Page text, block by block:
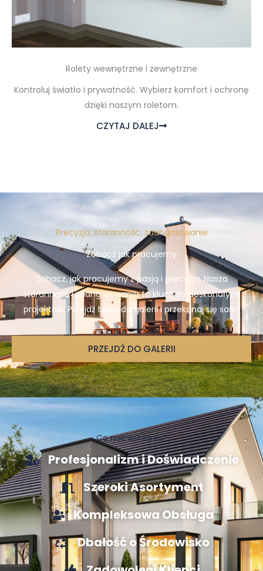
Rolety wewnętrzne i zewnętrzne
Kontroluj światło i prywatność. Wybierz komfort i ochronę
dzięki naszym roletom.
CZYTAJ DALEJ
Precyzja, staranność, zaangażowanie
Zobacz jak pracujemy
Zobacz, jak pracujemy z pasją i precyzją. Nasza
staranność i zaangażowanie to klucz do doskonałych
projektów. Przejdź teraz do galerii i przekonaj się sam!
PRZEJDŹ DO GALERII
Co nas wyróżnia?
Profesjonalizm i Doświadczenie
Szeroki Asortyment
Kompleksowa Obsługa
Dbałość o Środowisko